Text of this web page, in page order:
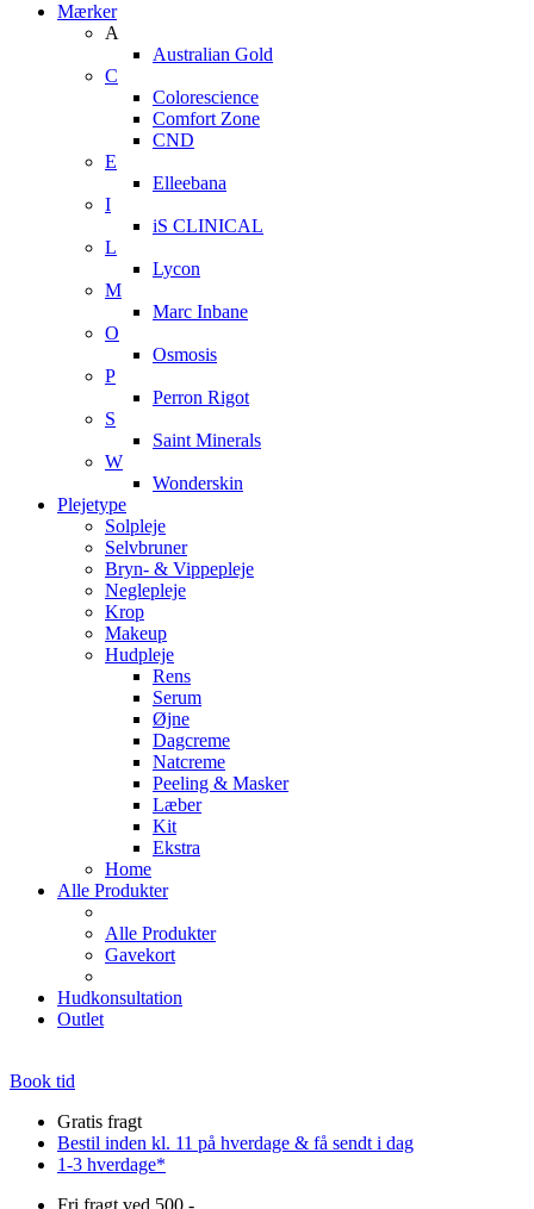
Mærker
A
Australian Gold
C
Colorescience
Comfort Zone
CND
E
Elleebana
I
iS CLINICAL
L
Lycon
M
Marc Inbane
O
Osmosis
P
Perron Rigot
S
Saint Minerals
W
Wonderskin
Plejetype
Solpleje
Selvbruner
Bryn- & Vippepleje
Neglepleje
Krop
Makeup
Hudpleje
Rens
Serum
Øjne
Dagcreme
Natcreme
Peeling & Masker
Læber
Kit
Ekstra
Home
Alle Produkter
Alle Produkter
Gavekort
Hudkonsultation
Outlet
Book tid
Gratis fragt
Bestil inden kl. 11 på hverdage & få sendt i dag
1-3 hverdage*
Fri fragt ved 500,-